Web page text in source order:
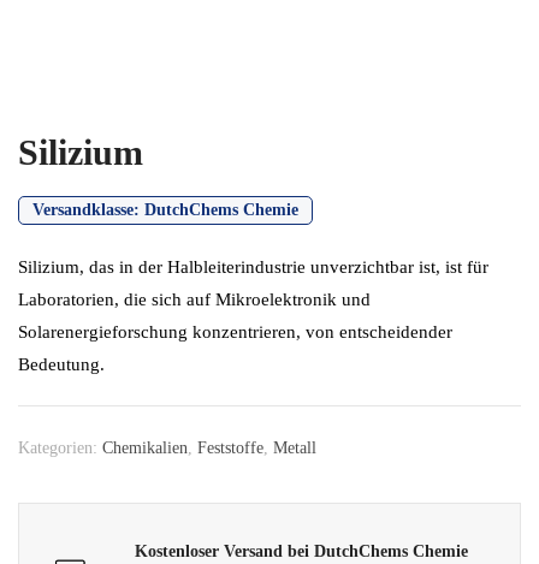
Silizium
Versandklasse: DutchChems Chemie
Silizium, das in der Halbleiterindustrie unverzichtbar ist, ist für
Laboratorien, die sich auf Mikroelektronik und
Solarenergieforschung konzentrieren, von entscheidender
Bedeutung.
Kategorien: Chemikalien Feststoffe Metall
Kostenloser Versand bei DutchChems Chemie